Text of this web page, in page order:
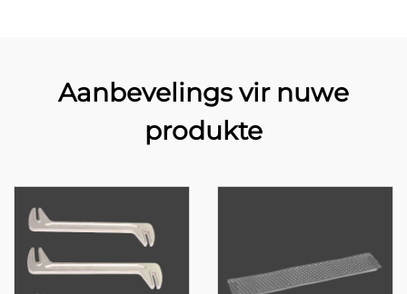
Aanbevelings vir nuwe
produkte